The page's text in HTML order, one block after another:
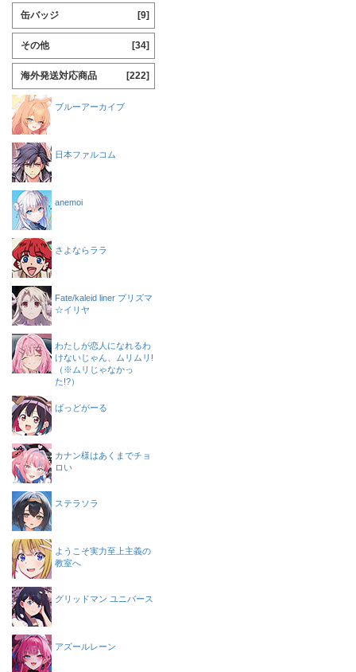
缶バッジ [9]
その他 [34]
海外発送対応商品 [222]
ブルーアーカイブ
日本ファルコム
anemoi
さよならララ
Fate/kaleid liner プリズマ
☆イリヤ
わたしが恋人になれるわ
けないじゃん、ムリムリ!
（※ムリじゃなかっ
た!?）
ばっどがーる
カナン様はあくまでチョ
ロい
ステラソラ
ようこそ実力至上主義の
教室へ
グリッドマン ユニバース
アズールレーン